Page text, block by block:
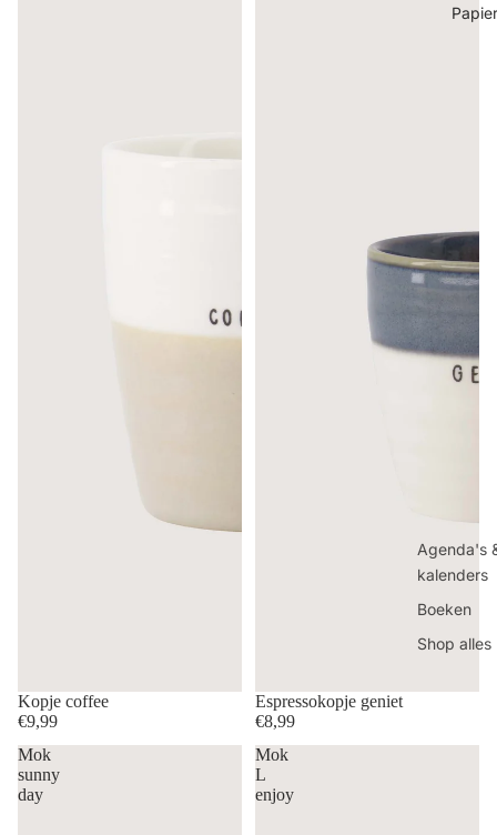
Papier
Agenda's
kalenders
Boeken
Shop alles
Kopje coffee
€9,99
Espressokopje geniet
€8,99
Mok
sunny
day
Mok
L
enjoy